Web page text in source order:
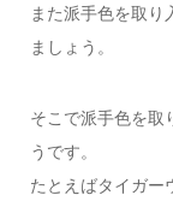
また派手色を取り
ましょう。
そこで派手色を取
うです。
たとえばタイガー